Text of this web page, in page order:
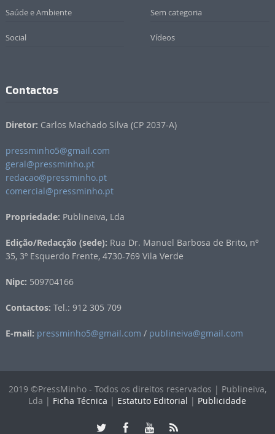
Saúde e Ambiente Sem categoria
Social Vídeos
Contactos
Diretor: Carlos Machado Silva (CP 2037-A)
pressminho5@gmail.com
geral@pressminho.pt
redacao@pressminho.pt
comercial@pressminho.pt
Propriedade: Publineiva, Lda
Edição/Redacção (sede): Rua Dr. Manuel Barbosa de Brito, nº
35, 3º Esquerdo Frente, 4730-769 Vila Verde
Nipc: 509704166
Contactos: Tel.: 912 305 709
E-mail: pressminho5@gmail.com / publineiva@gmail.com
2019 ©PressMinho - Todos os direitos reservados | Publineiva,
Lda | Ficha Técnica | Estatuto Editorial | Publicidade